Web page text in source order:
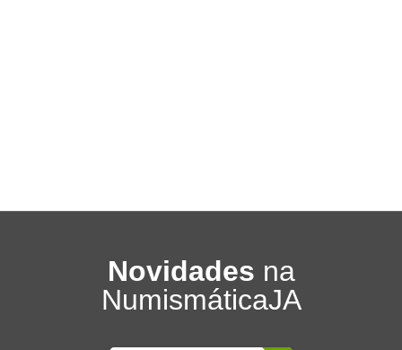
Novidades na
NumismáticaJA